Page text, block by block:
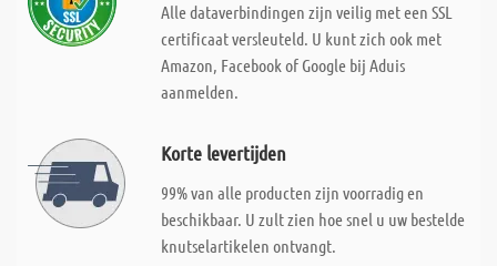
Alle dataverbindingen zijn veilig met een SSL
certificaat versleuteld. U kunt zich ook met
Amazon, Facebook of Google bij Aduis
aanmelden.
Korte levertijden
99% van alle producten zijn voorradig en
beschikbaar. U zult zien hoe snel u uw bestelde
knutselartikelen ontvangt.